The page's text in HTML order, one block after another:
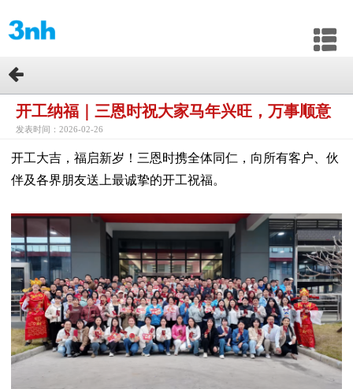
开工纳福｜三恩时祝大家马年兴旺，万事顺意
发表时间：2026-02-26
开工大吉，福启新岁！三恩时携全体同仁，向所有客户、伙
伴及各界朋友送上最诚挚的开工祝福。